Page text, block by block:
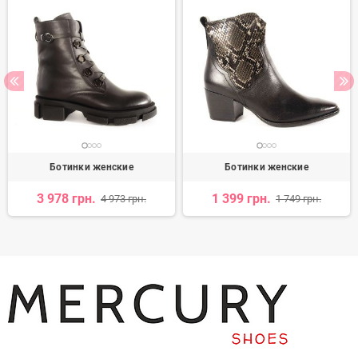
Ботинки женские
3 978 грн. 4 973 грн.
Ботинки женские
1 399 грн. 1 749 грн.